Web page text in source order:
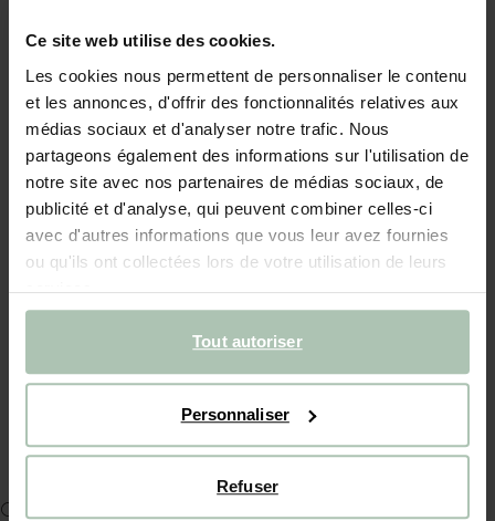
Ce site web utilise des cookies.
Les cookies nous permettent de personnaliser le contenu
et les annonces, d'offrir des fonctionnalités relatives aux
médias sociaux et d'analyser notre trafic. Nous
partageons également des informations sur l'utilisation de
notre site avec nos partenaires de médias sociaux, de
publicité et d'analyse, qui peuvent combiner celles-ci
avec d'autres informations que vous leur avez fournies
ou qu'ils ont collectées lors de votre utilisation de leurs
services.
Tout autoriser
Personnaliser
Refuser
AJOUTER AU PANIER
Livraison rapide
Délai de rétractation de 14 jours
DESCRIPTION
Casquette jaune en tissu éponge de Sissy-Boy. La casquette
coton.
GUIDE DES TAILLES
LIVRAISON & RETOURS
COMPLÉTER LE LOOK